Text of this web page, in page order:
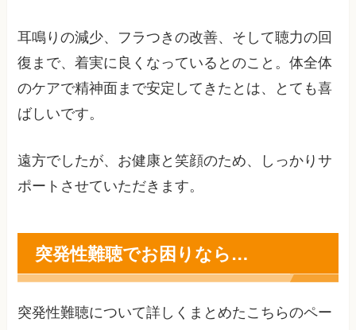
耳鳴りの減少、フラつきの改善、そして聴力の回
復まで、着実に良くなっているとのこと。体全体
のケアで精神面まで安定してきたとは、とても喜
ばしいです。
遠方でしたが、お健康と笑顔のため、しっかりサ
ポートさせていただきます。
突発性難聴でお困りなら…
突発性難聴について詳しくまとめたこちらのペー